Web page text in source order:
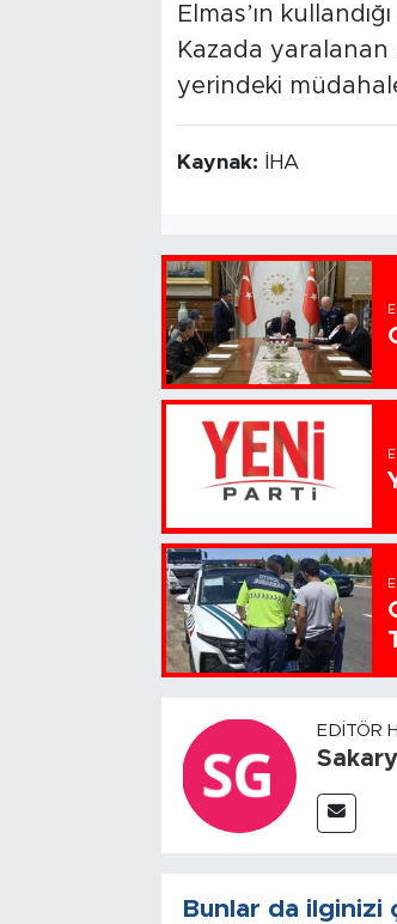
Elmas’ın
Kazada yaralanan
yerindeki
Kaynak: İHA
EDITÖR
Bunlar da ilginizi